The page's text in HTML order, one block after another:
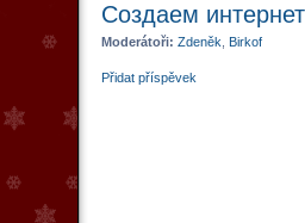
Создаем
Moderátoři: Zdeněk Birkof
Přidat příspěvek